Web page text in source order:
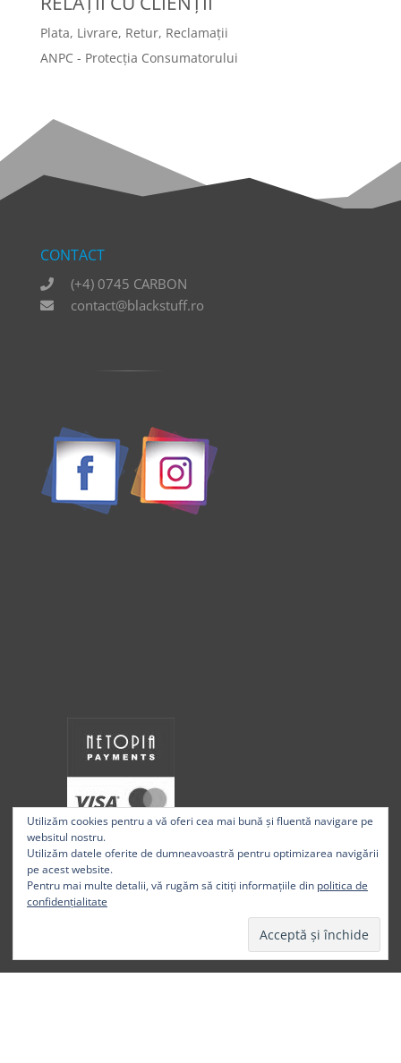
Plata, Livrare, Retur, Reclamații
ANPC - Protecția Consumatorului
CONTACT
(+4) 0745 CARBON
contact@blackstuff.ro
Utilizăm cookies pentru a vă oferi cea mai bună și fluentă navigare pe
websitul nostru.
Utilizăm datele oferite de dumneavoastră pentru optimizarea navigării
pe acest website.
Pentru mai multe detalii, vă rugăm să citiți informațiile din politica de
confidențialitate